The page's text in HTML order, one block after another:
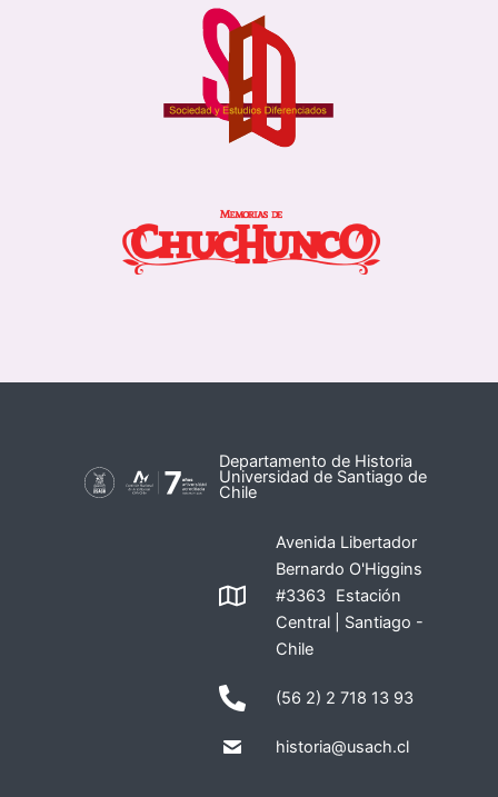
Departamento de Historia
Universidad de Santiago de
Chile
Avenida Libertador
Bernardo O'Higgins
#3363 Estación
Central | Santiago -
Chile
(56 2) 2 718 13 93
historia@usach.cl